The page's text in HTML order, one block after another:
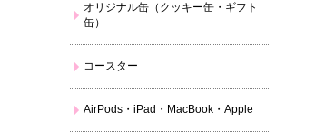
オリジナル缶（クッキー缶・ギフト
缶）
コースター
AirPods・iPad・MacBook・Apple